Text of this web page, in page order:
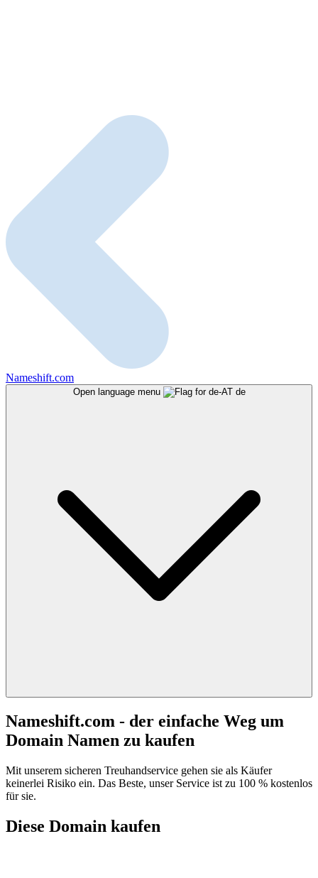
Nameshift.com
Open language menu de
Nameshift.com - der einfache Weg um
Domain Namen zu kaufen
Mit unserem sicheren Treuhandservice gehen sie als Käufer
keinerlei Risiko ein. Das Beste, unser Service ist zu 100 % kostenlos
für sie.
Diese Domain kaufen